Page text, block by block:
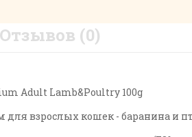
Отзывов (0)
Adult Lamb&Poultry 100g
взрослых кошек - баранина и